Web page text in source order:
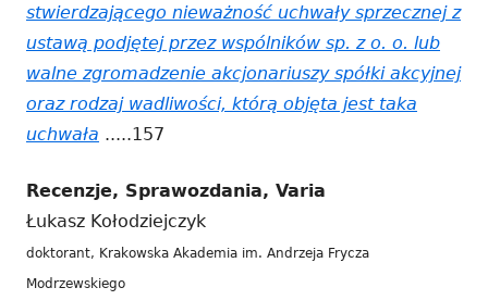
stwierdzającego nieważność uchwały sprzecznej z
ustawą podjętej przez wspólników sp. z o. o. lub
walne zgromadzenie akcjonariuszy spółki akcyjnej
oraz rodzaj wadliwości, którą objęta jest taka
uchwała Strona
się
w
nowym
oknie
.....157
Recenzje, Sprawozdania, Varia
Łukasz Kołodziejczyk
doktorant, Krakowska Akademia im. Andrzeja Frycza
Modrzewskiego